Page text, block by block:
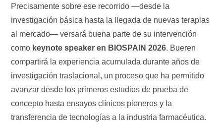
Precisamente sobre ese recorrido —desde la
investigación básica hasta la llegada de nuevas terapias
al mercado— versará buena parte de su intervención
como keynote speaker en BIOSPAIN 2026. Bueren
compartirá la experiencia acumulada durante años de
investigación traslacional, un proceso que ha permitido
avanzar desde los primeros estudios de prueba de
concepto hasta ensayos clínicos pioneros y la
transferencia de tecnologías a la industria farmacéutica.